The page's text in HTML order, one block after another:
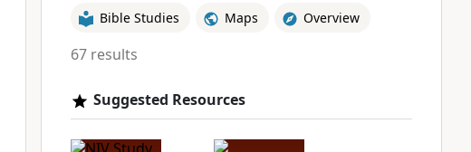
Bible Studies Maps Overview
67 results
Suggested Resources